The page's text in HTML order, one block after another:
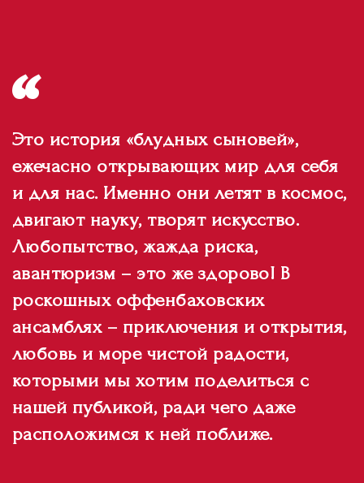
Это история «блудных сыновей»,
ежечасно открывающих мир для себя
и для нас. Именно они летят в космос,
двигают науку, творят искусство.
Любопытство, жажда риска,
авантюризм – это же здорово! В
роскошных оффенбаховских
ансамблях – приключения и открытия,
любовь и море чистой радости,
которыми мы хотим поделиться с
нашей публикой, ради чего даже
расположимся к ней поближе.